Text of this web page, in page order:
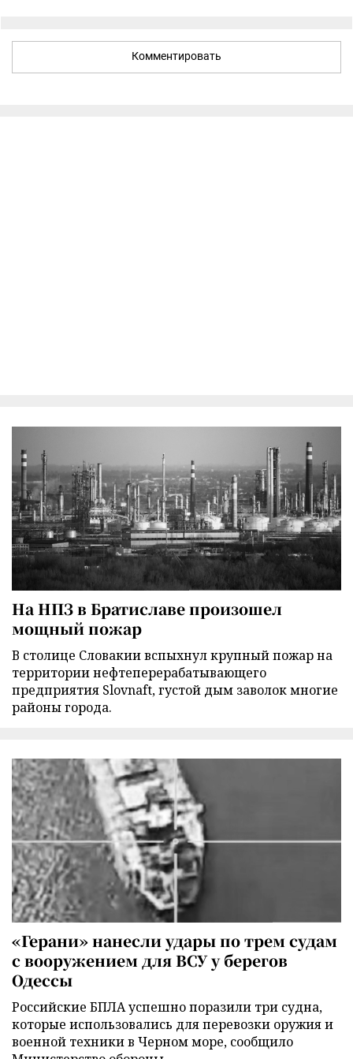
Комментировать
На НПЗ в Братиславе произошел
мощный пожар
В столице Словакии вспыхнул крупный пожар на
территории нефтеперерабатывающего
предприятия Slovnaft, густой дым заволок многие
районы города.
«Герани» нанесли удары по трем судам
с вооружением для ВСУ у берегов
Одессы
Российские БПЛА успешно поразили три судна,
которые использовались для перевозки оружия и
военной техники в Черном море, сообщило